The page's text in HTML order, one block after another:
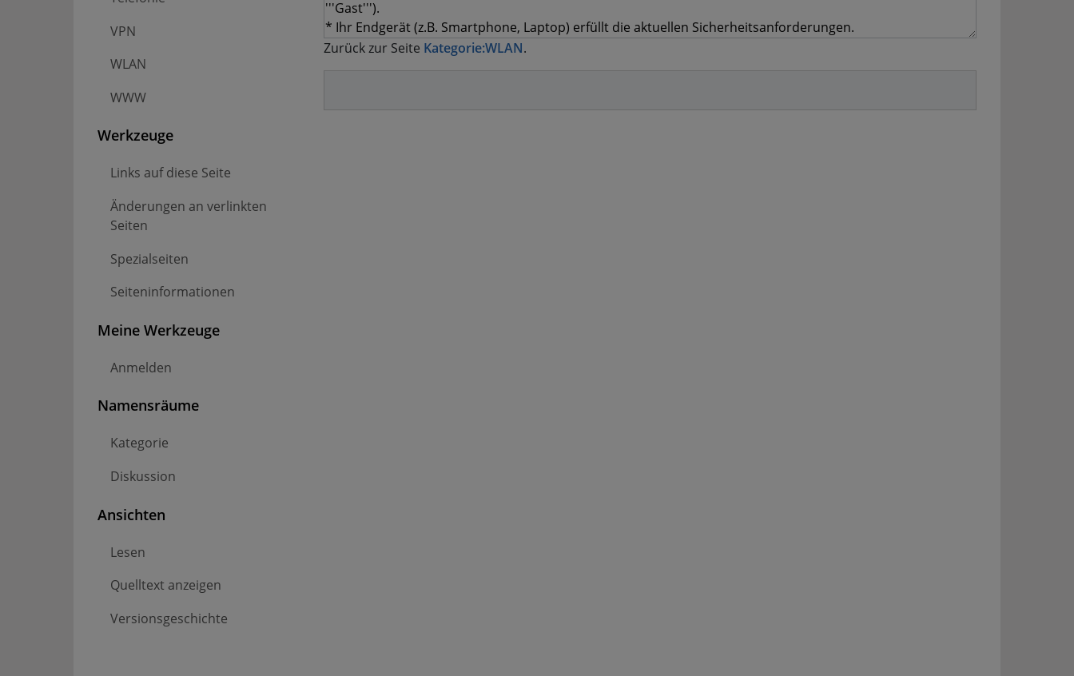
VPN
WLAN
WWW
Werkzeuge
Links auf diese Seite
Änderungen an verlinkten
Seiten
Spezialseiten
Seiten­­informationen
Meine Werkzeuge
Anmelden
Namensräume
Kategorie
Diskussion
Ansichten
Lesen
Quelltext anzeigen
Versionsgeschichte
Zurück zur Seite Kategorie:WLAN.